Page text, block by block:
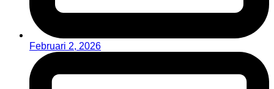
Februari 2, 2026